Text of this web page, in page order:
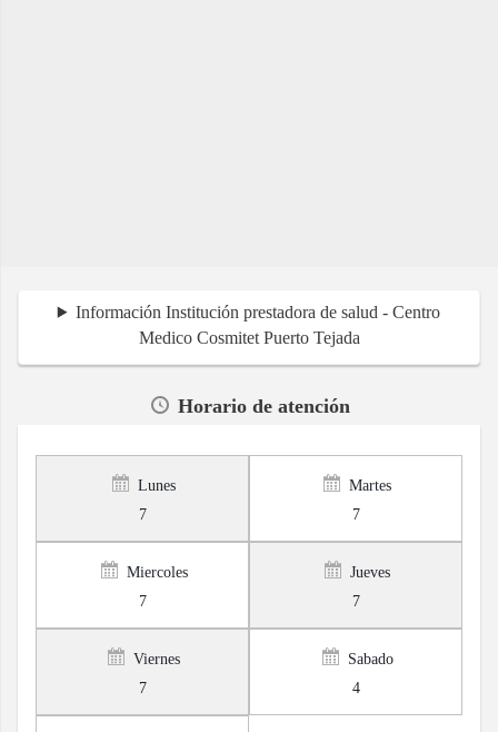
Información Institución prestadora de salud - Centro
Medico Cosmitet Puerto Tejada
Horario de atención
Lunes
7
Martes
7
Miercoles
7
Jueves
7
Viernes
7
Sabado
4